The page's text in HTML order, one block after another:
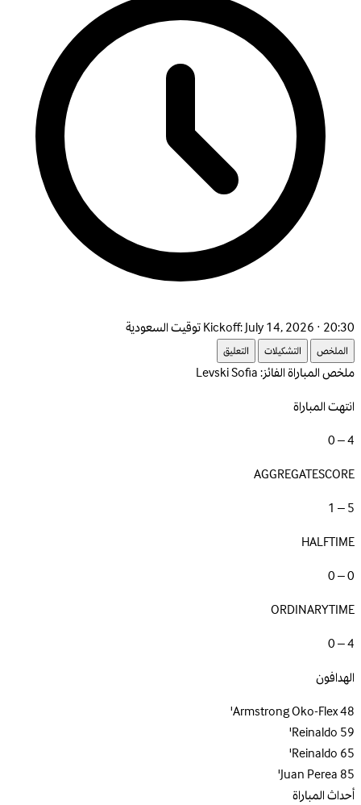
Kickoff:July 14, 2026 · 20:30 توقيت السعودية
الملخص التشكيلات التعليق
ملخص المباراةالفائز: Levski Sofia
انتهت المباراة
4 – 0
AGGREGATESCORE
5 – 1
HALFTIME
0 – 0
ORDINARYTIME
4 – 0
الهدافون
Armstrong Oko-Flex48'
Reinaldo59'
Reinaldo65'
Juan Perea85'
أحداث المباراة